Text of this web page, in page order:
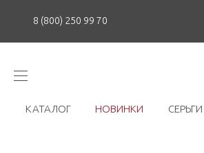
8 (800) 250 99 70
КАТАЛОГ НОВИНКИ СЕРЬГИ